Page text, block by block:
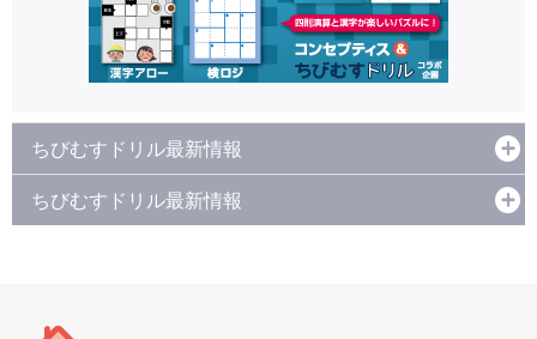
ちびむすドリル最新情報
ちびむすドリル最新情報